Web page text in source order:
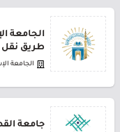
الجامعة
طريق نقل
الجامعة